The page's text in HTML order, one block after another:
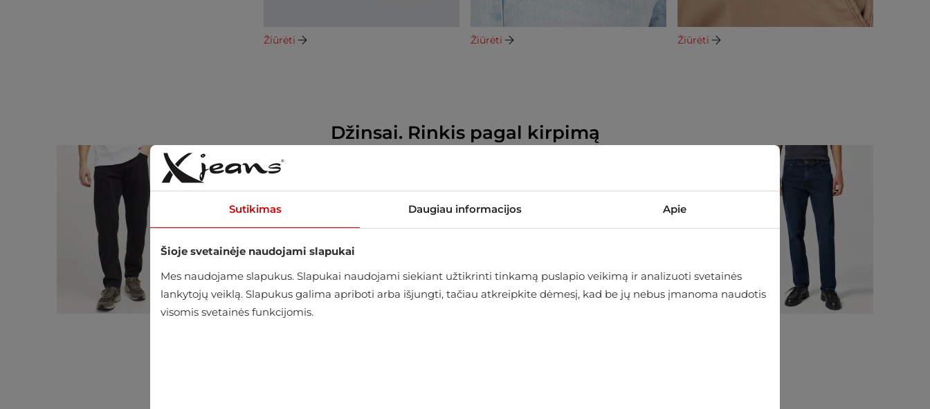
Žiūrėti Žiūrėti Žiūrėti
Džinsai. Rinkis pagal kirpimą
Sutikimas Daugiau informacijos Apie
Šioje svetainėje naudojami slapukai
Mes naudojame slapukus. Slapukai naudojami siekiant užtikrinti tinkamą puslapio veikimą ir analizuoti svetainės
lankytojų veiklą. Slapukus galima apriboti arba išjungti, tačiau atkreipkite dėmesį, kad be jų nebus įmanoma naudotis
visomis svetainės funkcijomis.